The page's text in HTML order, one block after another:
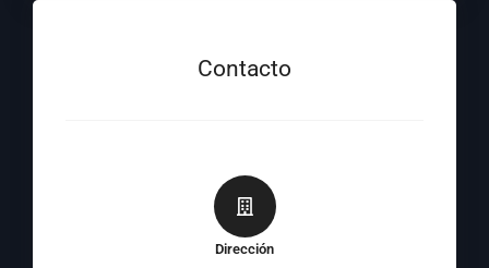
Contacto
Dirección